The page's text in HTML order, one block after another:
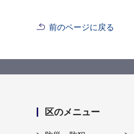
前のページに戻る
区のメニュー